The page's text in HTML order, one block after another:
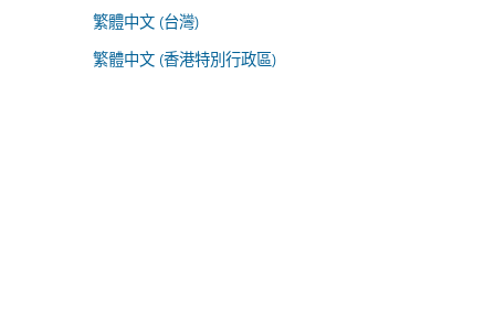
繁體中文 (台灣)
繁體中文 (香港特別行政區)